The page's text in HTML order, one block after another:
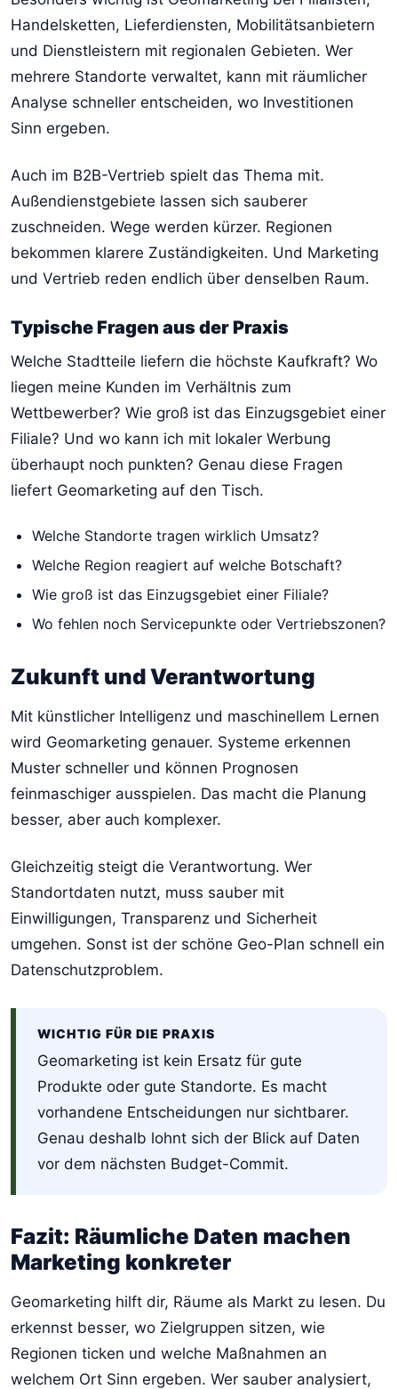
Handelsketten, Lieferdiensten, Mobilitätsanbietern
und Dienstleistern mit regionalen Gebieten. Wer
mehrere Standorte verwaltet, kann mit räumlicher
Analyse schneller entscheiden, wo Investitionen
Sinn ergeben.
Auch im B2B-Vertrieb spielt das Thema mit.
Außendienstgebiete lassen sich sauberer
zuschneiden. Wege werden kürzer. Regionen
bekommen klarere Zuständigkeiten. Und Marketing
und Vertrieb reden endlich über denselben Raum.
Typische Fragen aus der Praxis
Welche Stadtteile liefern die höchste Kaufkraft? Wo
liegen meine Kunden im Verhältnis zum
Wettbewerber? Wie groß ist das Einzugsgebiet einer
Filiale? Und wo kann ich mit lokaler Werbung
überhaupt noch punkten? Genau diese Fragen
liefert Geomarketing auf den Tisch.
Welche Standorte tragen wirklich Umsatz?
Welche Region reagiert auf welche Botschaft?
Wie groß ist das Einzugsgebiet einer Filiale?
Wo fehlen noch Servicepunkte oder Vertriebszonen?
Zukunft und Verantwortung
Mit künstlicher Intelligenz und maschinellem Lernen
wird Geomarketing genauer. Systeme erkennen
Muster schneller und können Prognosen
feinmaschiger ausspielen. Das macht die Planung
besser, aber auch komplexer.
Gleichzeitig steigt die Verantwortung. Wer
Standortdaten nutzt, muss sauber mit
Einwilligungen, Transparenz und Sicherheit
umgehen. Sonst ist der schöne Geo-Plan schnell ein
Datenschutzproblem.
WICHTIG FÜR DIE PRAXIS
Geomarketing ist kein Ersatz für gute
Produkte oder gute Standorte. Es macht
vorhandene Entscheidungen nur sichtbarer.
Genau deshalb lohnt sich der Blick auf Daten
vor dem nächsten Budget-Commit.
Fazit: Räumliche Daten machen
Marketing konkreter
Geomarketing hilft dir, Räume als Markt zu lesen. Du
erkennst besser, wo Zielgruppen sitzen, wie
Regionen ticken und welche Maßnahmen an
welchem Ort Sinn ergeben. Wer sauber analysiert,